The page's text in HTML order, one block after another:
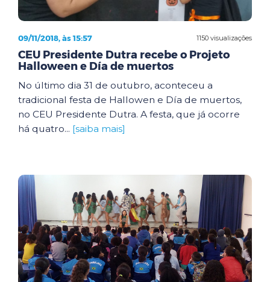
1150 visualizações
09/11/2018, às 15:57
CEU Presidente Dutra recebe o Projeto
Halloween e Día de muertos
No último dia 31 de outubro, aconteceu a
tradicional festa de Hallowen e Día de muertos,
no CEU Presidente Dutra. A festa, que já ocorre
há quatro... [saiba mais]